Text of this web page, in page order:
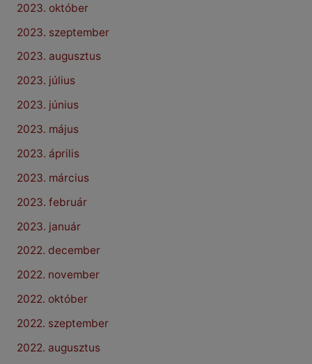
2023. október
2023. szeptember
2023. augusztus
2023. július
2023. június
2023. május
2023. április
2023. március
2023. február
2023. január
2022. december
2022. november
2022. október
2022. szeptember
2022. augusztus